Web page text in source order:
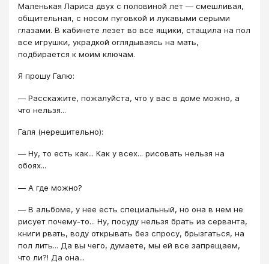
Маленькая Лариса двух с половиной лет ― смешливая,
общительная, с носом пуговкой и лукавыми серыми
глазами. В кабинете лезет во все ящики, стащила на пол
все игрушки, украдкой оглядываясь на мать,
подбирается к моим ключам.
Я прошу Галю:
― Расскажите, пожалуйста, что у вас в доме можно, а
что нельзя...
Галя (нерешительно):
― Ну, то есть как... Как у всех... рисовать нельзя на
обоях...
― А где можно?
― В альбоме, у нее есть специальный, но она в нем не
рисует почему-то... Ну, посуду нельзя брать из серванта,
книги рвать, воду открывать без спросу, брызгаться, на
пол лить... Да вы чего, думаете, мы ей все запрещаем,
что ли?! Да она...